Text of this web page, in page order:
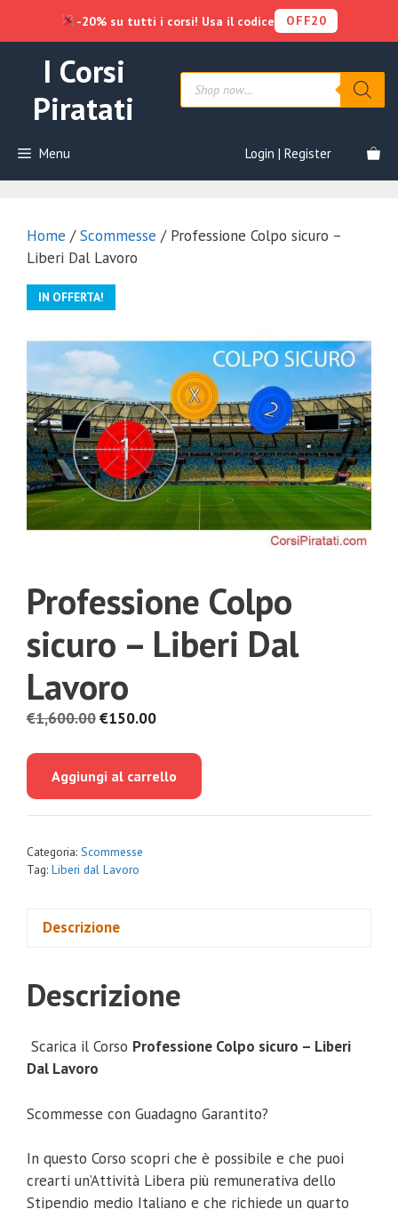
contenuto
I Corsi
Piratati
Products
search
Menu Login | Register
Home /Scommesse / Professione Colpo sicuro –
Liberi Dal Lavoro
IN OFFERTA!
Professione Colpo
sicuro – Liberi Dal
Lavoro
€1,600.00Il
era:
€150.00Il
attuale
è:
Aggiungi al carrello
Categoria: Scommesse
Tag: Liberi dal Lavoro
Descrizione
Descrizione
Scarica il Corso Professione Colpo sicuro – Liberi
Dal Lavoro
Scommesse con Guadagno Garantito?
In questo Corso scopri che è possibile e che puoi
crearti un’Attività Libera più remunerativa dello
Stipendio medio Italiano e che richiede un quarto
-20% su tutti i corsi! Usa il codice OFF20